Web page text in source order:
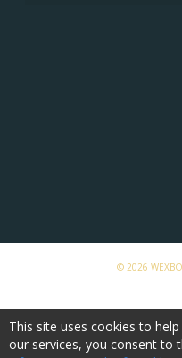
© 2026
This site uses cookies to
our services, you consent to